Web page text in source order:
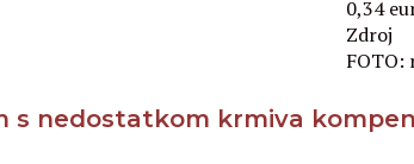
0,34
Zdroj
FOTO:
nedostatkom krmiva